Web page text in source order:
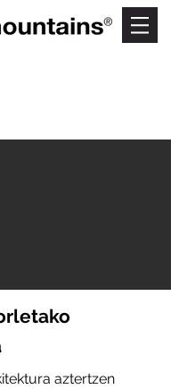
aztertzen